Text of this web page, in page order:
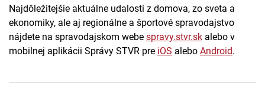
Najdôležitejšie aktuálne udalosti z domova, zo sveta a
ekonomiky, ale aj regionálne a športové spravodajstvo
nájdete na spravodajskom webe spravy.stvr.sk alebo v
mobilnej aplikácii Správy STVR pre iOS alebo Android.